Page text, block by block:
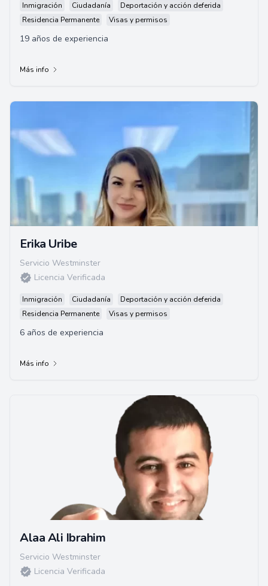
Inmigración Ciudadanía
Deportación y acción deferida
Residencia Permanente
Visas y permisos
19 años de experiencia
Más info
Erika Uribe
Servicio Westminster
Licencia Verificada
Inmigración Ciudadanía
Deportación y acción deferida
Residencia Permanente
Visas y permisos
6 años de experiencia
Más info
Alaa Ali Ibrahim
Servicio Westminster
Licencia Verificada